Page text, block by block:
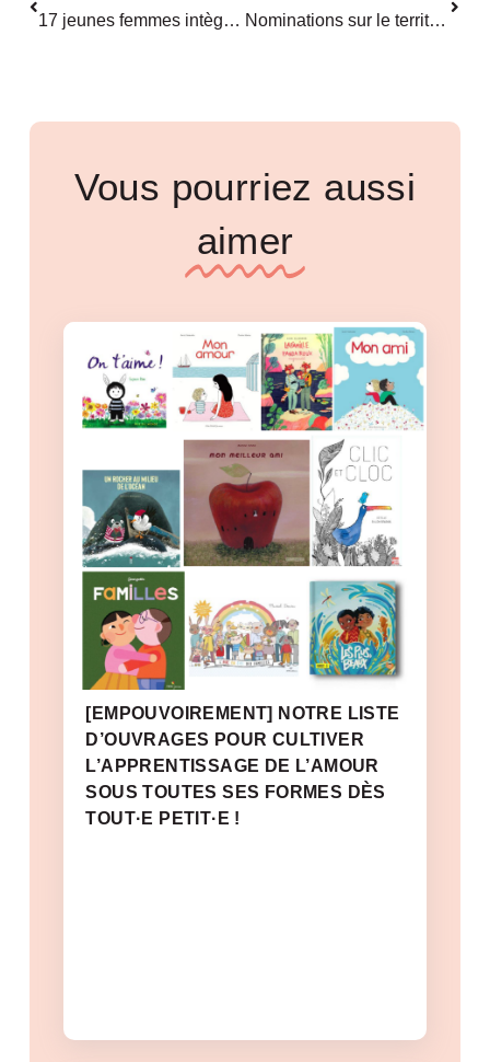
17 jeunes femmes intègrent la Maison Cécile Brunschvicg
Nominations sur le territoire : mars 2021
Vous pourriez aussi
aimer
[EMPOUVOIREMENT] NOTRE LISTE
D’OUVRAGES POUR CULTIVER
L’APPRENTISSAGE DE L’AMOUR
SOUS TOUTES SES FORMES DÈS
TOUT·E PETIT·E !